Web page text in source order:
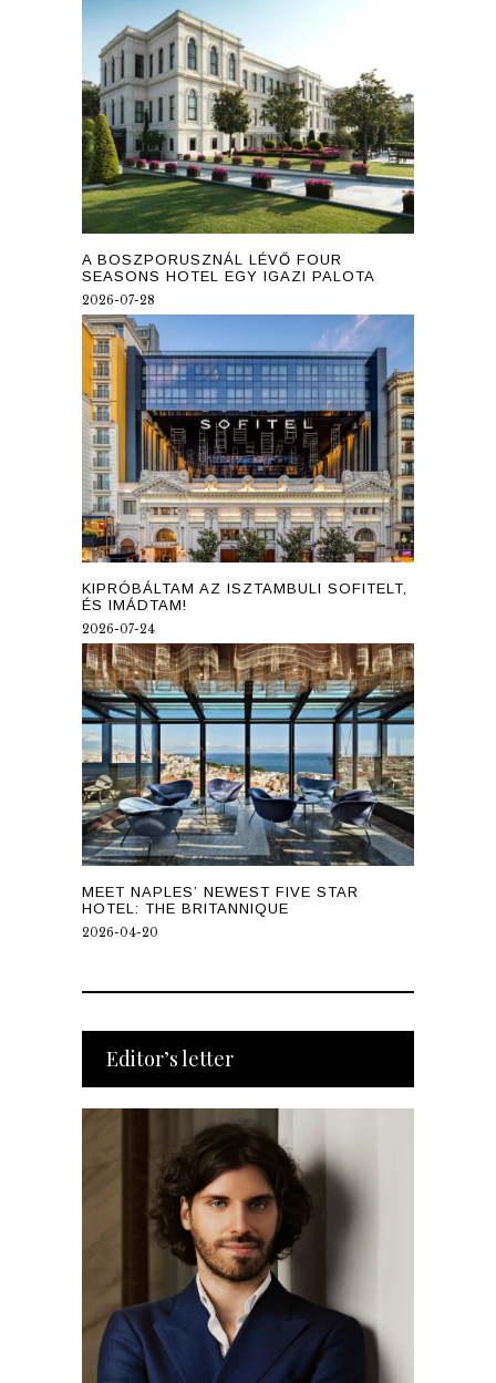
A BOSZPORUSZNÁL LÉVŐ FOUR
SEASONS HOTEL EGY IGAZI PALOTA
2026-07-28
KIPRÓBÁLTAM AZ ISZTAMBULI SOFITELT,
ÉS IMÁDTAM!
2026-07-24
MEET NAPLES’ NEWEST FIVE STAR
HOTEL: THE BRITANNIQUE
2026-04-20
Editor’s letter